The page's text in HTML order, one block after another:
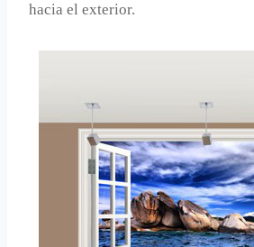
hacia el exterior.